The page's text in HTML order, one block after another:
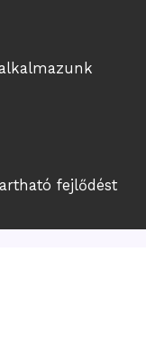
fejlődést